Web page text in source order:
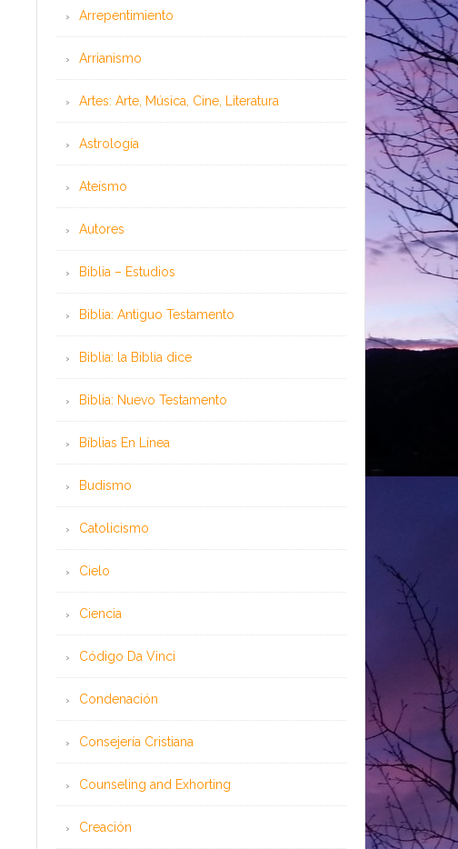
Arrepentimiento
Arrianismo
Artes: Arte, Música, Cine, Literatura
Astrología
Ateísmo
Autores
Biblia – Estudios
Biblia: Antiguo Testamento
Biblia: la Biblia dice
Biblia: Nuevo Testamento
Bíblias En Línea
Budismo
Catolicismo
Cielo
Ciencia
Código Da Vinci
Condenación
Consejería Cristiana
Counseling and Exhorting
Creación